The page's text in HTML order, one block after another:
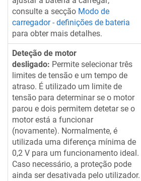
consulte a secção Modo de
carregador - definições de bateria
para obter mais detalhes.
Deteção de motor
desligado: Permite selecionar três
limites de tensão e um tempo de
atraso. É utilizado um limite de
tensão para determinar se o motor
parou e dois permitem detetar se o
motor está a funcionar
(novamente). Normalmente, é
utilizada uma diferença mínima de
0,2 V para um funcionamento ideal.
Caso necessário, a proteção pode
ainda ser desativada pelo utilizador.